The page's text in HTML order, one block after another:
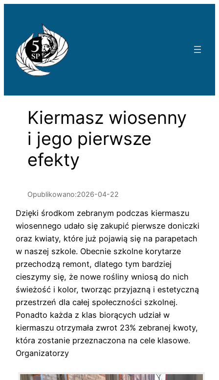
Kiermasz wiosenny
i jego pierwsze
efekty
Opublikowano:2026-04-22
Dzięki środkom zebranym podczas kiermaszu
wiosennego udało się zakupić pierwsze doniczki
oraz kwiaty, które już pojawią się na parapetach
w naszej szkole. Obecnie szkolne korytarze
przechodzą remont, dlatego tym bardziej
cieszymy się, że nowe rośliny wniosą do nich
świeżość i kolor, tworząc przyjazną i estetyczną
przestrzeń dla całej społeczności szkolnej.
Ponadto każda z klas biorących udział w
kiermaszu otrzymała zwrot 23% zebranej kwoty,
która zostanie przeznaczona na cele klasowe.
Organizatorzy